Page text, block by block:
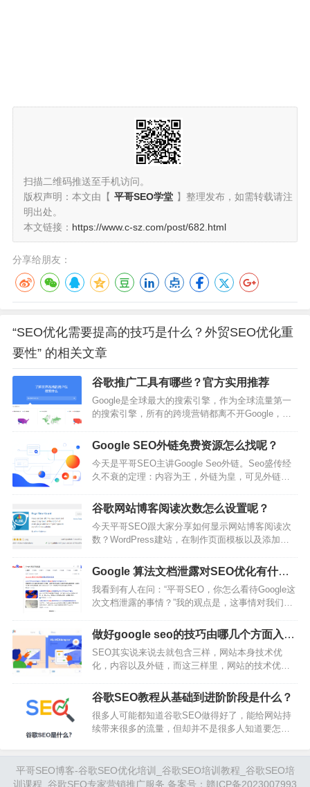
扫描二维码推送至手机访问。
版权声明：本文由【 平哥SEO学堂 】整理发布，如需转载请注
明出处。
本文链接： https://www.c-sz.com/post/682.html
分享给朋友：
“SEO优化需要提高的技巧是什么？外贸SEO优化重
要性” 的相关文章
谷歌推广工具有哪些？官方实用推荐
Google是全球最大的搜索引擎，作为全球流量第一
的搜索引擎，所有的跨境营销都离不开Google，所
Google分析工具，这样我们在做推广时才能事半功
倍。1、谷歌趋势Google Trends网址：
https://trends.google.com/Google Trends可以让营
销人员看到特定关键词或主题在一段时间内的流行
程度，并接收对他们的客户…
Google SEO外链免费资源怎么找呢？
今天是平哥SEO主讲Google Seo外链。Seo盛传经
久不衰的定理：内容为王，外链为皇，可见外链的
章，接下来我们通过外链快速让文章更好更快的获
取流量和排名。一、外链原理及价值影响因素1、外
链原理外链也称为反向链接，是指从其他网站指向
你网站的链接。其中高质量的外链效果越好，可以
大大提升网站的权威性、搜索引擎排名，同时可以
给你网站带来大量流量。道理类似于…
谷歌网站博客阅读次数怎么设置呢？
今天平哥SEO跟大家分享如何显示网站博客阅读次
数？WordPress建站，在制作页面模板以及添加各
面和文章显示浏览量，可以增加访客阅读的兴趣，
也可以让我们自己看出哪些文章在你的网站上非常
受欢迎。这里就可以启用WordPress插件：Page
View Count1、Page View Count在WordPress后台
插件里搜索page view就可以看…
Google 算法文档泄露对SEO优化有什么
影响？
我看到有人在问：“平哥SEO，你怎么看待Google这
次文档泄露的事情？”我的观点是，这事情对我们普
因为就算给你知道算法，你也没有短时间内拥有大
量的资源去获取这个算法中的利益。我举个例子，
好比很多人说：“数据表明，现在用户行为数据非常
重要”，那普通玩家能在短时间号召不同IP来去完成
这样的点击行为么？显然是很难的！有些事情是知
易行难，而那些有号召力的人，…
做好google seo的技巧由哪几个方面入手
呢？
SEO其实说来说去就包含三样，网站本身技术优
化，内容以及外链，而这三样里，网站的技术优化
整网站的结构、速度和移动设备兼容性，以提高用
户体验和搜索引擎排名。好的网站优化可以确保访
问者能够快速找到他们需要的信息，同时也让搜索
引擎更容易爬取和索引你的网站。然后就是内容，
务的…
谷歌SEO教程从基础到进阶阶段是什么？
很多人可能都知道谷歌SEO做得好了，能给网站持
续带来很多的流量，但却并不是很多人知道要怎么
学习，所以今天，平哥SEO把谷歌SEO的核心知识
点，包括一些注意的地方都整理了出来，如果你是
平哥SEO博客-谷歌SEO优化培训_谷歌SEO培训教程_谷歌SEO培
训课程_谷歌SEO专家营销推广服务 备案号： 赣ICP备2023007993